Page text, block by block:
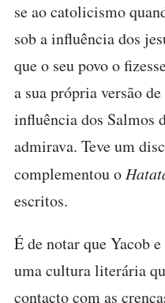
se ao catolicismo
sob a influência dos
que o seu povo o
a sua própria versão
influência dos Salmos
admirava. Teve um
complementou o
escritos.
É de notar que Yacob
uma cultura literária
contacto com as